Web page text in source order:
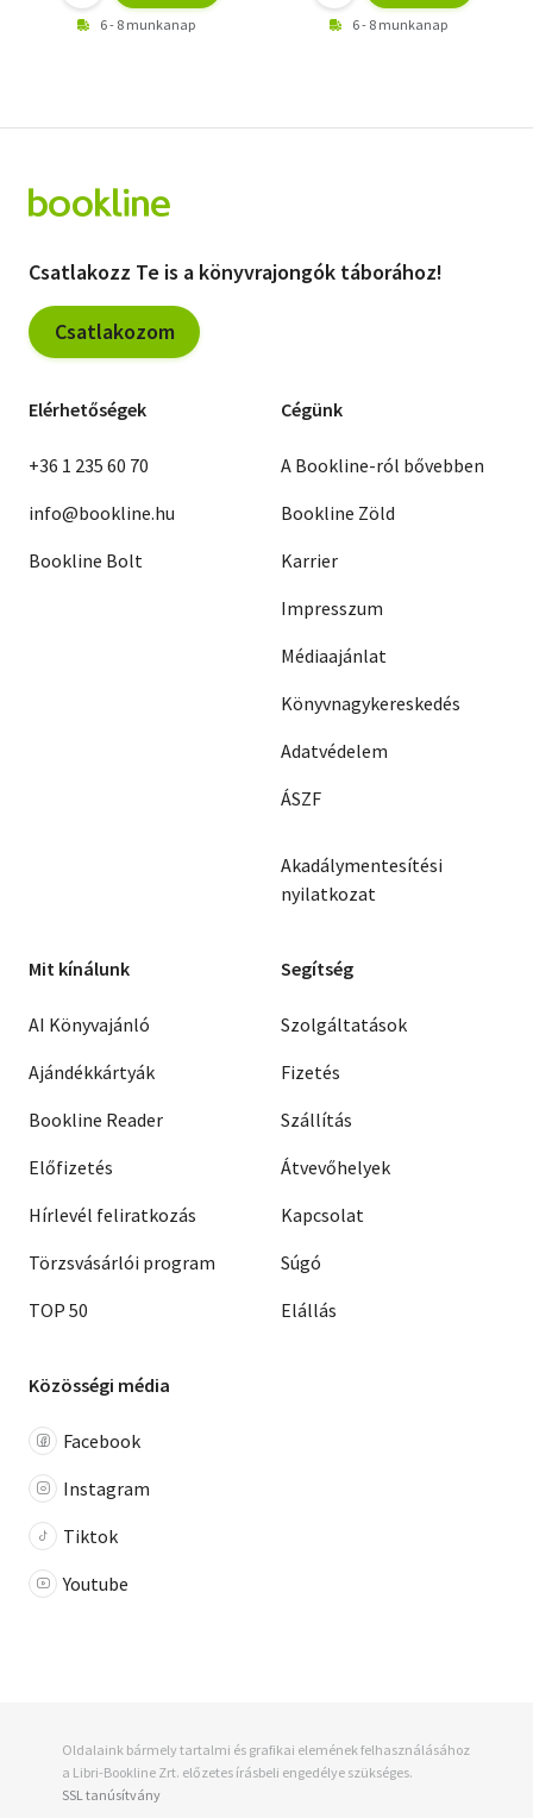
6 - 8 munkanap 6 - 8 munkanap
Csatlakozz Te is a könyvrajongók táborához!
Csatlakozom
Elérhetőségek
+36 1 235 60 70
info@bookline.hu
Bookline Bolt
Cégünk
A Bookline-ról bővebben
Bookline Zöld
Karrier
Impresszum
Médiaajánlat
Könyvnagykereskedés
Adatvédelem
ÁSZF
Akadálymentesítési
nyilatkozat
Mit kínálunk
AI Könyvajánló
Ajándékkártyák
Bookline Reader
Előfizetés
Hírlevél feliratkozás
Törzsvásárlói program
TOP 50
Segítség
Szolgáltatások
Fizetés
Szállítás
Átvevőhelyek
Kapcsolat
Súgó
Elállás
Közösségi média
Facebook
Instagram
Tiktok
Youtube
Oldalaink bármely tartalmi és grafikai elemének felhasználásához
a Libri-Bookline Zrt. előzetes írásbeli engedélye szükséges.
SSL tanúsítvány